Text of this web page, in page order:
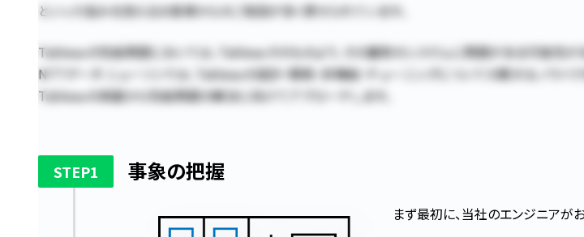
といった悩みを抱えるお客様からのご相談が多く寄せられています。
Tableauの性能問題においては、Tableauそのものより、その裏側のシステムに問題がある可能性があ
NTTデータ ニューソンでは、Tableauの設計・開発・非機能・チューニングについての膨大なノウハ
Tableauの両面から性能問題の解決に向けてアプローチします。
事象の把握
まず最初に、当社のエンジニア
STEP1